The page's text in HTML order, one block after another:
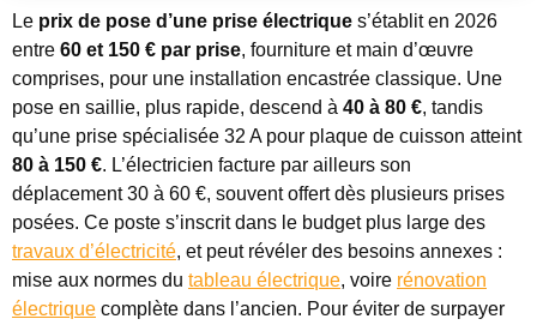
Le prix de pose d’une prise électrique s’établit en 2026
entre 60 et 150 € par prise, fourniture et main d’œuvre
comprises, pour une installation encastrée classique. Une
pose en saillie, plus rapide, descend à 40 à 80 €, tandis
qu’une prise spécialisée 32 A pour plaque de cuisson atteint
80 à 150 €. L’électricien facture par ailleurs son
déplacement 30 à 60 €, souvent offert dès plusieurs prises
posées. Ce poste s’inscrit dans le budget plus large des
travaux d’électricité, et peut révéler des besoins annexes :
mise aux normes du tableau électrique, voire rénovation
électrique complète dans l’ancien. Pour éviter de surpayer